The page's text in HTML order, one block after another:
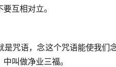
互相对立。
咒语，念这个咒语能使我们
叫做净业三福。